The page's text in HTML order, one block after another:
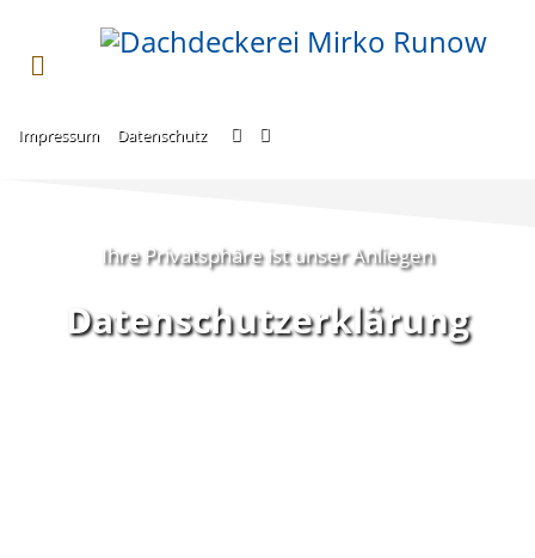
Impressum Datenschutz
Ihre Privatsphäre ist unser Anliegen
Datenschutzerklärung